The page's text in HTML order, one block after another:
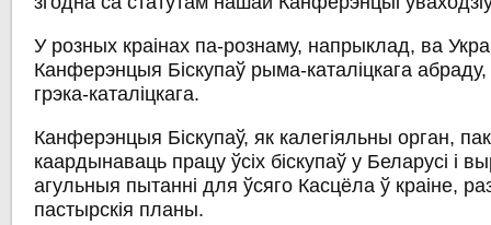
У розных краінах па-рознаму, напрыклад, ва
Канферэнцыя Біскупаў рыма-каталіцкага
грэка-каталіцкага.
Канферэнцыя Біскупаў, як калегіяльны орган,
каардынаваць працу ўсіх біскупаў у Беларусі і
агульныя пытанні для ўсяго Касцёла ў краіне,
пастырскія планы.